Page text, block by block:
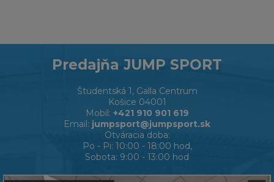
Predajňa JUMP SPORT
Študentská 1, Galla Centrum
Košice 04001
Mobil: +421 910 901 619
Email: jumpsport@jumpsport.sk
Otváracia doba:
Po - Pi: 10:00 - 18:00 hod,
Sobota: 9:00 - 13:00 hod